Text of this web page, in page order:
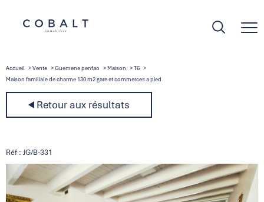
Accueil Vente Guemene penfao Maison
T6
Maison familiale de charme 130 m2 gare et commerces a pied
Retour aux résultats
Réf : JG/B-331